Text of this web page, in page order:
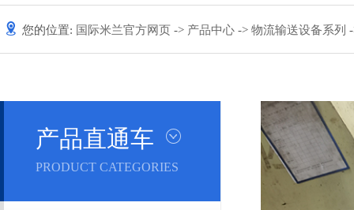
您的位置: 国际米兰官方网页 -> 产品中心 -> 物流输送设备系列
产品直通车
PRODUCT CATEGORIES